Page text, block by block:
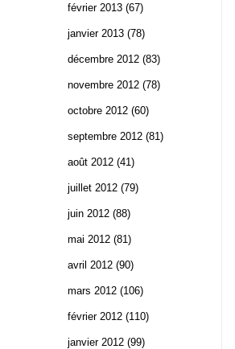
février 2013 (67)
janvier 2013 (78)
décembre 2012 (83)
novembre 2012 (78)
octobre 2012 (60)
septembre 2012 (81)
août 2012 (41)
juillet 2012 (79)
juin 2012 (88)
mai 2012 (81)
avril 2012 (90)
mars 2012 (106)
février 2012 (110)
janvier 2012 (99)